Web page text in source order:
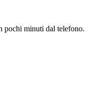
pochi minuti dal telefono.